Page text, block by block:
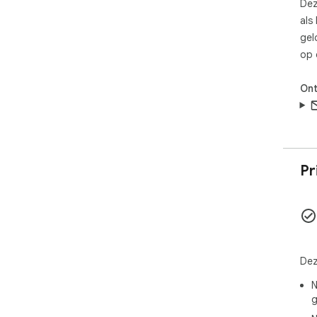
als
op